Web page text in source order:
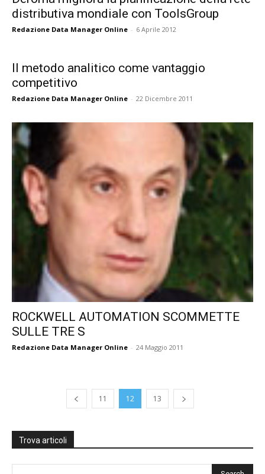
distributiva mondiale con ToolsGroup
Redazione Data Manager Online - 6 Aprile 2012
Il metodo analitico come vantaggio
competitivo
Redazione Data Manager Online - 22 Dicembre 2011
ROCKWELL AUTOMATION SCOMMETTE
SULLE TRE S
Redazione Data Manager Online - 24 Maggio 2011
11 12 13
Trova articoli